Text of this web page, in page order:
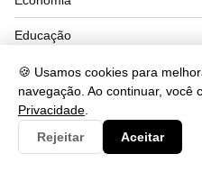
🍪 Usamos cookies para
navegação. Ao continuar, você
Privacidade
Rejeitar
Aceitar
Educação
Esporte
Eventos
Governo